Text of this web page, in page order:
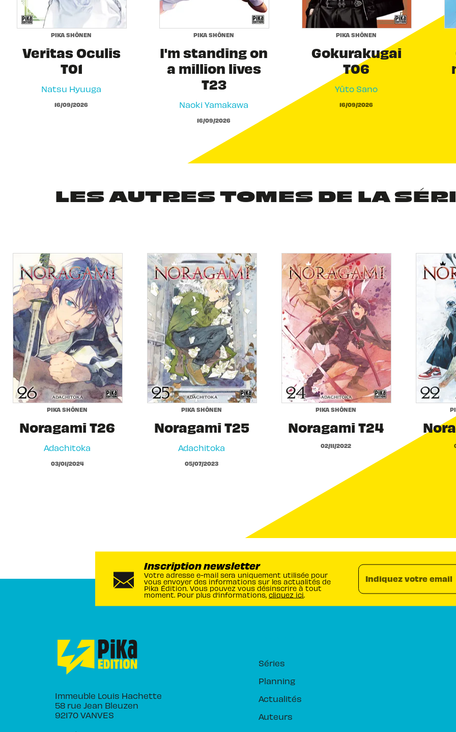
PIKA SHÔNEN
Veritas Oculis
T01
Natsu Hyuuga
16/09/2026
PIKA SHÔNEN
I'm standing on
a million lives
T23
Naoki Yamakawa
16/09/2026
PIKA SHÔNEN
Gokurakugai
T06
Yûto Sano
16/09/2026
LES AUTRES TOMES DE LA
PIKA SHÔNEN
Noragami T26
Adachitoka
03/01/2024
PIKA SHÔNEN
Noragami T25
Adachitoka
05/07/2023
PIKA SHÔNEN
Noragami T24
02/11/2022
Inscription newsletter
Votre adresse e-mail sera uniquement utilisée pour
vous envoyer des informations sur les actualités de
Pika Édition. Vous pouvez vous désinscrire à tout
moment. Pour plus d’informations, cliquez ici.
Indiquez votre email
Immeuble Louis Hachette
58 rue Jean Bleuzen
92170 VANVES
Séries
Planning
Actualités
Auteurs